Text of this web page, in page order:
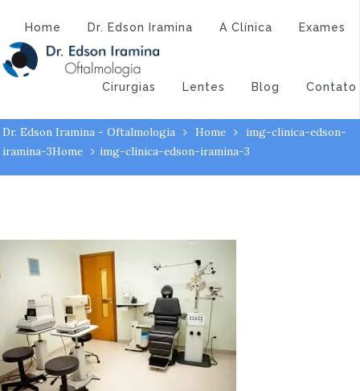
Home Dr. Edson Iramina A Clínica Exames
Cirurgias Lentes Blog Contato
img-clinica-edson-
iramina-3
Dr. Edson Iramina - Oftalmologia Home
img-clinica-edson-
iramina-3Home img-clinica-edson-iramina-3